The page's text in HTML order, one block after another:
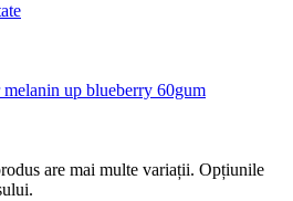
are mai multe variații. Opțiunile